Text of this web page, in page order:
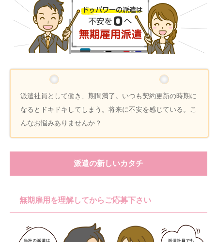
派遣社員として働き、期間満了。いつも契約更新の時期に
なるとドキドキしてしまう。将来に不安を感じている。こ
んなお悩みありませんか？
派遣の新しいカタチ
無期雇用を理解してからご応募下さい